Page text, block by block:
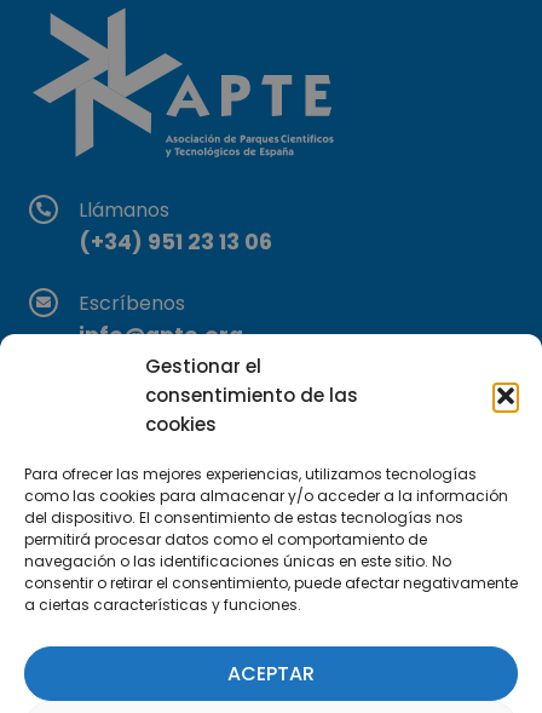
Gestionar el
consentimiento de las
cookies
Para ofrecer las mejores experiencias, utilizamos tecnologías
como las cookies para almacenar y/o acceder a la información
del dispositivo. El consentimiento de estas tecnologías nos
permitirá procesar datos como el comportamiento de
navegación o las identificaciones únicas en este sitio. No
consentir o retirar el consentimiento, puede afectar negativamente
a ciertas características y funciones.
ACEPTAR
Llámanos
(+34) 951 23 13 06
Escríbenos
info@apte.org
Encuéntranos
C/Marie Curie, 35
29590 Campanillas, Málaga
Suscríbete a nuestra Newsletter